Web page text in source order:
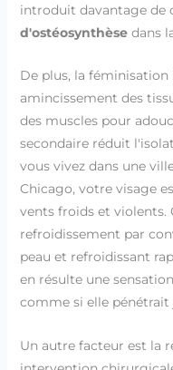
introduit davantage de
d'ostéosynthèsedans
De plus, la
amincissement des
des muscles pour
secondaire réduit
vous vivez dans une
Chicago, votre visage
vents froids et violents.
refroidissement par
peau et refroidissant
en résulte une
comme si elle pénétrait
Un autre facteur est la